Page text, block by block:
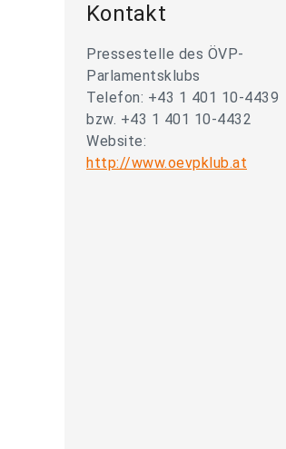
Kontakt
Pressestelle des ÖVP-
Parlamentsklubs
Telefon: +43 1 401 10-4439
bzw. +43 1 401 10-4432
Website:
http://www.oevpklub.at